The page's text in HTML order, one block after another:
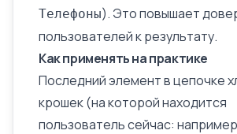
Телефоны). Это повышает
пользователей к результату.
Как применять на практике
Последний элемент в цепочке
крошек (на которой находится
пользователь сейчас: